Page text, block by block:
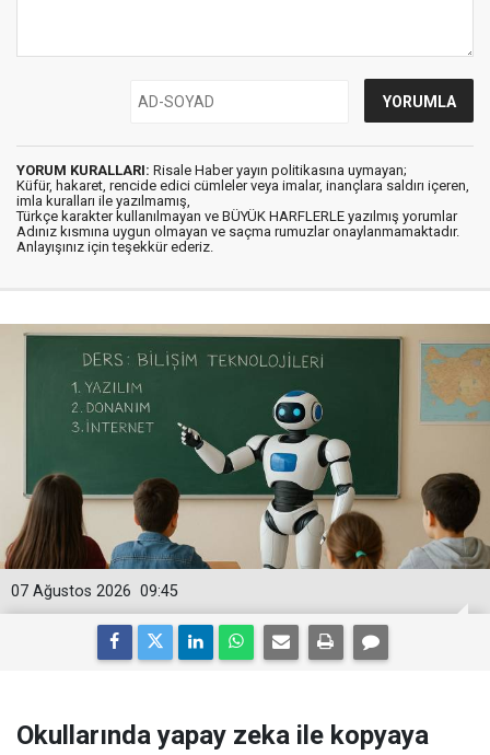
YORUM KURALLARI: Risale Haber yayın politikasına uymayan;
Küfür, hakaret, rencide edici cümleler veya imalar, inançlara saldırı içeren,
imla kuralları ile yazılmamış,
Türkçe karakter kullanılmayan ve BÜYÜK HARFLERLE yazılmış yorumlar
Adınız kısmına uygun olmayan ve saçma rumuzlar onaylanmamaktadır.
Anlayışınız için teşekkür ederiz.
09:45
07 Ağustos 2026
Okullarında yapay zeka ile kopyaya